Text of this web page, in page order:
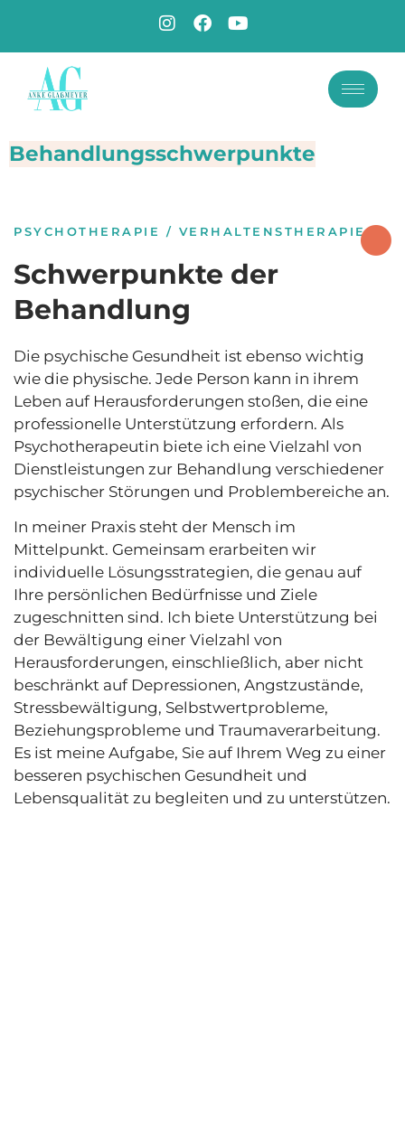
Behandlungsschwerpunkte
PSYCHOTHERAPIE / VERHALTENSTHERAPIE
Schwerpunkte der
Behandlung
Die psychische Gesundheit ist ebenso wichtig
wie die physische. Jede Person kann in ihrem
Leben auf Herausforderungen stoßen, die eine
professionelle Unterstützung erfordern. Als
Psychotherapeutin biete ich eine Vielzahl von
Dienstleistungen zur Behandlung verschiedener
psychischer Störungen und Problembereiche an.
In meiner Praxis steht der Mensch im
Mittelpunkt. Gemeinsam erarbeiten wir
individuelle Lösungsstrategien, die genau auf
Ihre persönlichen Bedürfnisse und Ziele
zugeschnitten sind. Ich biete Unterstützung bei
der Bewältigung einer Vielzahl von
Herausforderungen, einschließlich, aber nicht
beschränkt auf Depressionen, Angstzustände,
Stressbewältigung, Selbstwertprobleme,
Beziehungsprobleme und Traumaverarbeitung.
Es ist meine Aufgabe, Sie auf Ihrem Weg zu einer
besseren psychischen Gesundheit und
Lebensqualität zu begleiten und zu unterstützen.